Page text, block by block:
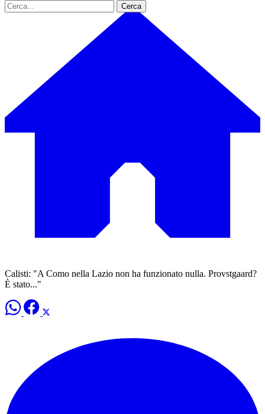
Cerca
Calisti: "A Como nella Lazio non ha funzionato nulla. Provstgaard?
È stato..."